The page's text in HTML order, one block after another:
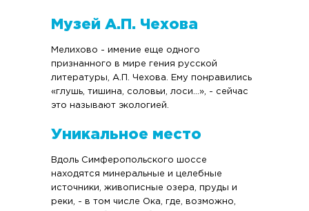
Музей А.П. Чехова
Вдоль Симферопольского шоссе
находятся минеральные и целебные
источники, живописные озера, пруды и
реки, - в том числе Ока, где, возможно,
Мелихово - имение еще одного
признанного в мире гения русской
литературы, А.П. Чехова. Ему понравились
«глушь, тишина, соловьи, лоси…», - сейчас
это называют экологией.
Уникальное место